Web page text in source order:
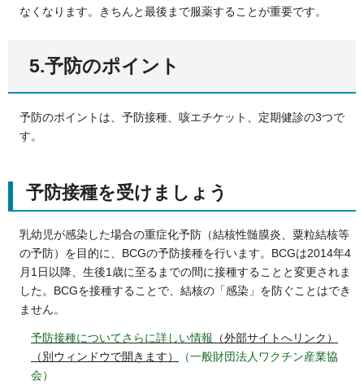
なくなります。きちんと最後まで服薬することが重要です。
5.予防のポイント
予防のポイントは、予防接種、咳エチケット、定期健診の3つで
す。
予防接種を受けましょう
乳幼児が感染した場合の重症化予防（結核性髄膜炎、粟粒結核等
の予防）を目的に、BCGの予防接種を行います。BCGは2014年4
月1日以降、生後1歳に至るまでの間に接種することと変更されま
した。BCGを接種することで、結核の「感染」を防ぐことはでき
ません。
予防接種についてさらに詳しい情報 （外部サイトへリンク）
（別ウィンドウで開きます）
（一般財団法人ワクチン産業協
会）